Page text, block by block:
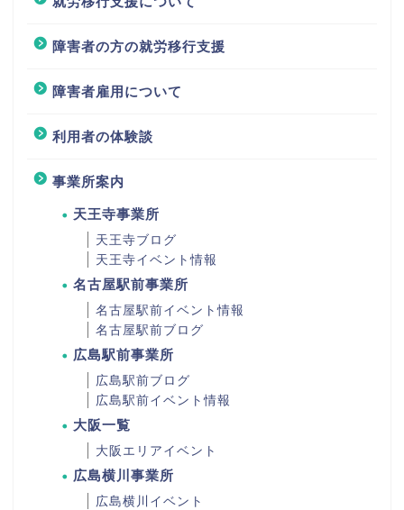
障害者の方の就労移行支援
障害者雇用について
利用者の体験談
事業所案内
天王寺事業所
天王寺ブログ
天王寺イベント情報
名古屋駅前事業所
名古屋駅前イベント情報
名古屋駅前ブログ
広島駅前事業所
広島駅前ブログ
広島駅前イベント情報
大阪一覧
大阪エリアイベント
広島横川事業所
広島横川イベント